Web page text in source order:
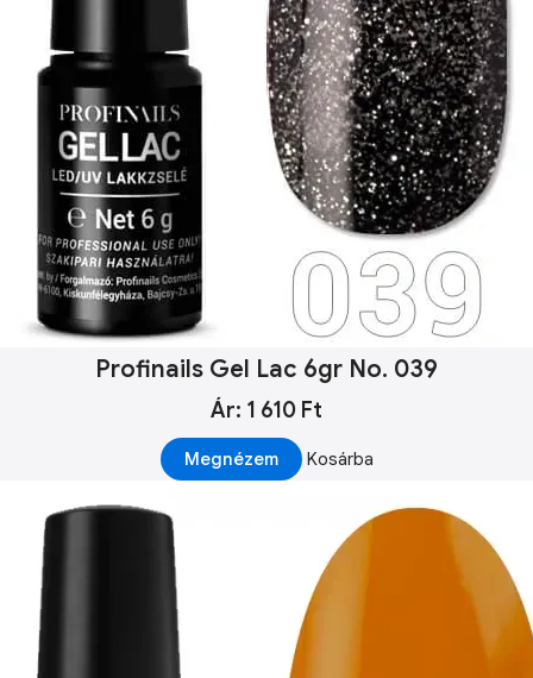
Profinails Gel Lac 6gr No. 039
Ár: 1 610 Ft
Megnézem Kosárba